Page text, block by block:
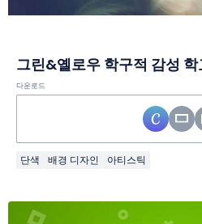
다운로드
단색 배경 디자인 아티스틱